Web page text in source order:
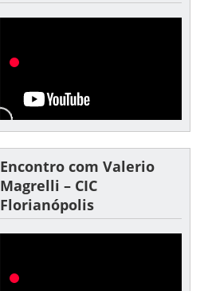
Encontro com Valerio
Magrelli – CIC
Florianópolis